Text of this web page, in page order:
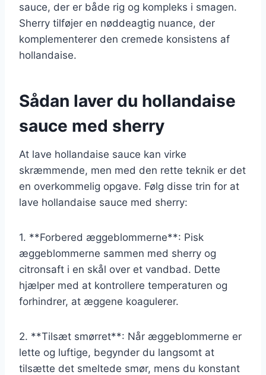
sauce, der er både rig og kompleks i smagen.
Sherry tilføjer en nøddeagtig nuance, der
komplementerer den cremede konsistens af
hollandaise.
Sådan laver du hollandaise
sauce med sherry
At lave hollandaise sauce kan virke
skræmmende, men med den rette teknik er det
en overkommelig opgave. Følg disse trin for at
lave hollandaise sauce med sherry:
1. **Forbered æggeblommerne**: Pisk
æggeblommerne sammen med sherry og
citronsaft i en skål over et vandbad. Dette
hjælper med at kontrollere temperaturen og
forhindrer, at æggene koagulerer.
2. **Tilsæt smørret**: Når æggeblommerne er
lette og luftige, begynder du langsomt at
tilsætte det smeltede smør, mens du konstant